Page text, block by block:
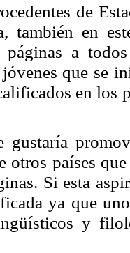
de
también en
a
que se
en los
gustaría
otros países
Si esta
ya que
y